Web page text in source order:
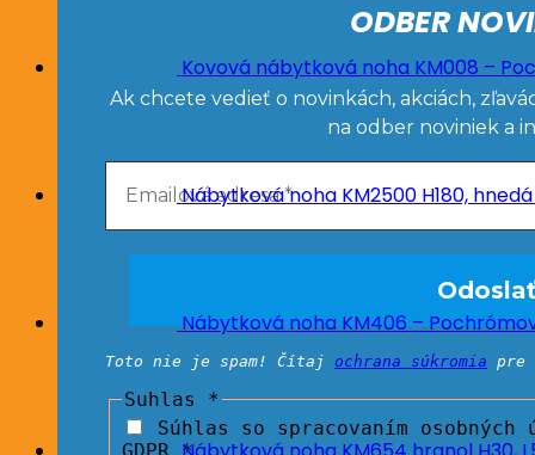
ODBER
Ak chcete vedieť o novinkách, akciách,
na odber noviniek a
Toto nie je spam! Čítaj ochrana súkromia pre
Suhlas *
Súhlas so spracovaním
Kovová nábytková noha KM008 –
Nábytková noha KM2500 H180, hnedá
Nábytková noha KM406 –